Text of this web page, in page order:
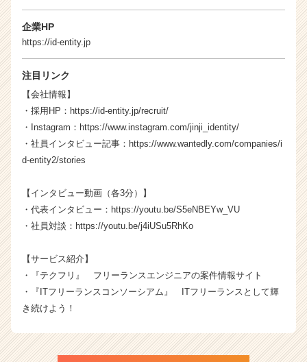
企業HP
https://id-entity.jp
注目リンク
【会社情報】
・採用HP： https://id-entity.jp/recruit/
・Instagram： https://www.instagram.com/jinji_identity/
・社員インタビュー記事： https://www.wantedly.com/companies/i
d-entity2/stories
【インタビュー動画（各3分）】
・代表インタビュー： https://youtu.be/S5eNBEYw_VU
・社員対談： https://youtu.be/j4iUSu5RhKo
【サービス紹介】
・『テクフリ 』 フリーランスエンジニアの案件情報サイト
・『 ITフリーランスコンソーシアム』 ITフリーランスとして輝
き続けよう！